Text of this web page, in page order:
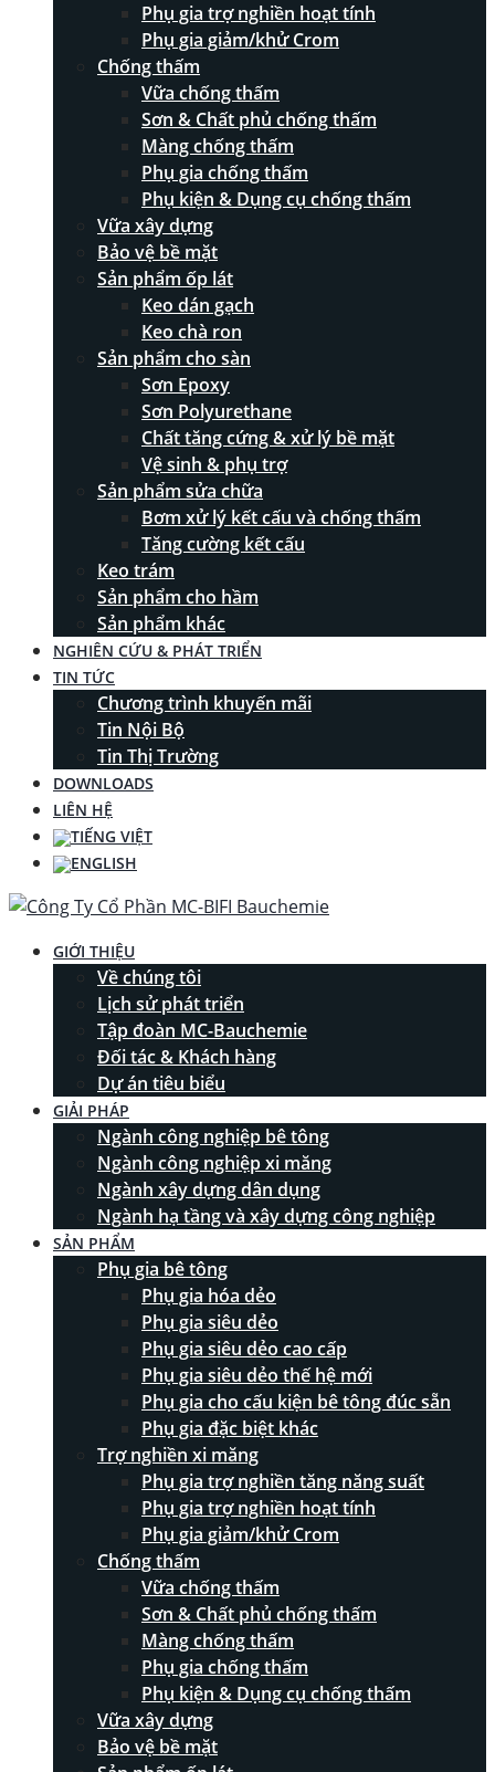
Phụ gia trợ nghiền hoạt tính
Phụ gia giảm/khử Crom
Chống thấm
Vữa chống thấm
Sơn & Chất phủ chống thấm
Màng chống thấm
Phụ gia chống thấm
Phụ kiện & Dụng cụ chống thấm
Vữa xây dựng
Bảo vệ bề mặt
Sản phẩm ốp lát
Keo dán gạch
Keo chà ron
Sản phẩm cho sàn
Sơn Epoxy
Sơn Polyurethane
Chất tăng cứng & xử lý bề mặt
Vệ sinh & phụ trợ
Sản phẩm sửa chữa
Bơm xử lý kết cấu và chống thấm
Tăng cường kết cấu
Keo trám
Sản phẩm cho hầm
Sản phẩm khác
NGHIÊN CỨU & PHÁT TRIỂN
TIN TỨC
Chương trình khuyến mãi
Tin Nội Bộ
Tin Thị Trường
DOWNLOADS
LIÊN HỆ
GIỚI THIỆU
Về chúng tôi
Lịch sử phát triển
Tập đoàn MC-Bauchemie
Đối tác & Khách hàng
Dự án tiêu biểu
GIẢI PHÁP
Ngành công nghiệp bê tông
Ngành công nghiệp xi măng
Ngành xây dựng dân dụng
Ngành hạ tầng và xây dựng công nghiệp
SẢN PHẨM
Phụ gia bê tông
Phụ gia hóa dẻo
Phụ gia siêu dẻo
Phụ gia siêu dẻo cao cấp
Phụ gia siêu dẻo thế hệ mới
Phụ gia cho cấu kiện bê tông đúc sẵn
Phụ gia đặc biệt khác
Trợ nghiền xi măng
Phụ gia trợ nghiền tăng năng suất
Phụ gia trợ nghiền hoạt tính
Phụ gia giảm/khử Crom
Chống thấm
Vữa chống thấm
Sơn & Chất phủ chống thấm
Màng chống thấm
Phụ gia chống thấm
Phụ kiện & Dụng cụ chống thấm
Vữa xây dựng
Bảo vệ bề mặt